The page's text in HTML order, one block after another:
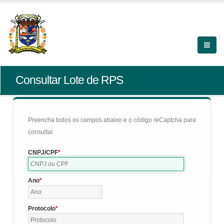
Consultar Lote de RPS
Preencha todos os campos abaixo e o código reCaptcha para
consultar.
CNPJ/CPF
Ano
Protocolo